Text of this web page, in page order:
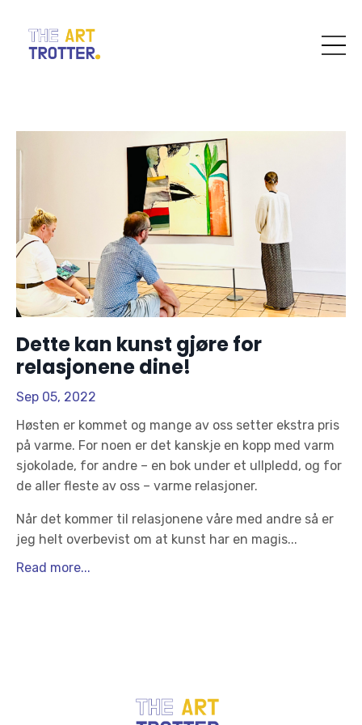
Dette kan kunst gjøre for
relasjonene dine!
Sep 05, 2022
Høsten er kommet og mange av oss setter ekstra pris
på varme. For noen er det kanskje en kopp med varm
sjokolade, for andre – en bok under et ullpledd, og for
de aller fleste av oss – varme relasjoner.
Når det kommer til relasjonene våre med andre så er
jeg helt overbevist om at kunst har en magis...
Read more...